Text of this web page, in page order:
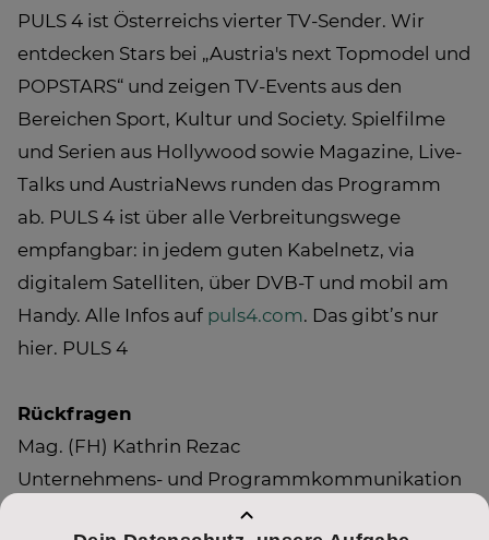
PULS 4 ist Österreichs vierter TV-Sender. Wir
entdecken Stars bei „Austria's next Topmodel und
POPSTARS“ und zeigen TV-Events aus den
Bereichen Sport, Kultur und Society. Spielfilme
und Serien aus Hollywood sowie Magazine, Live-
Talks und AustriaNews runden das Programm
ab. PULS 4 ist über alle Verbreitungswege
empfangbar: in jedem guten Kabelnetz, via
digitalem Satelliten, über DVB-T und mobil am
Handy. Alle Infos auf puls4.com. Das gibt’s nur
hier. PULS 4
Rückfragen
Mag. (FH) Kathrin Rezac
Unternehmens- und Programmkommunikation